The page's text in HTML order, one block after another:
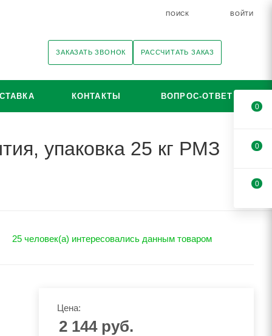
ПОИСК ВОЙТИ
ЗАКАЗАТЬ ЗВОНОК РАССЧИТАТЬ ЗАКАЗ
КОНТАКТЫ ВОПРОС-ОТВЕТ
упаковка 25 кг РМЗ
25 человек(а) интересовались данным товаром
Цена:
2 144руб.
0
0
0